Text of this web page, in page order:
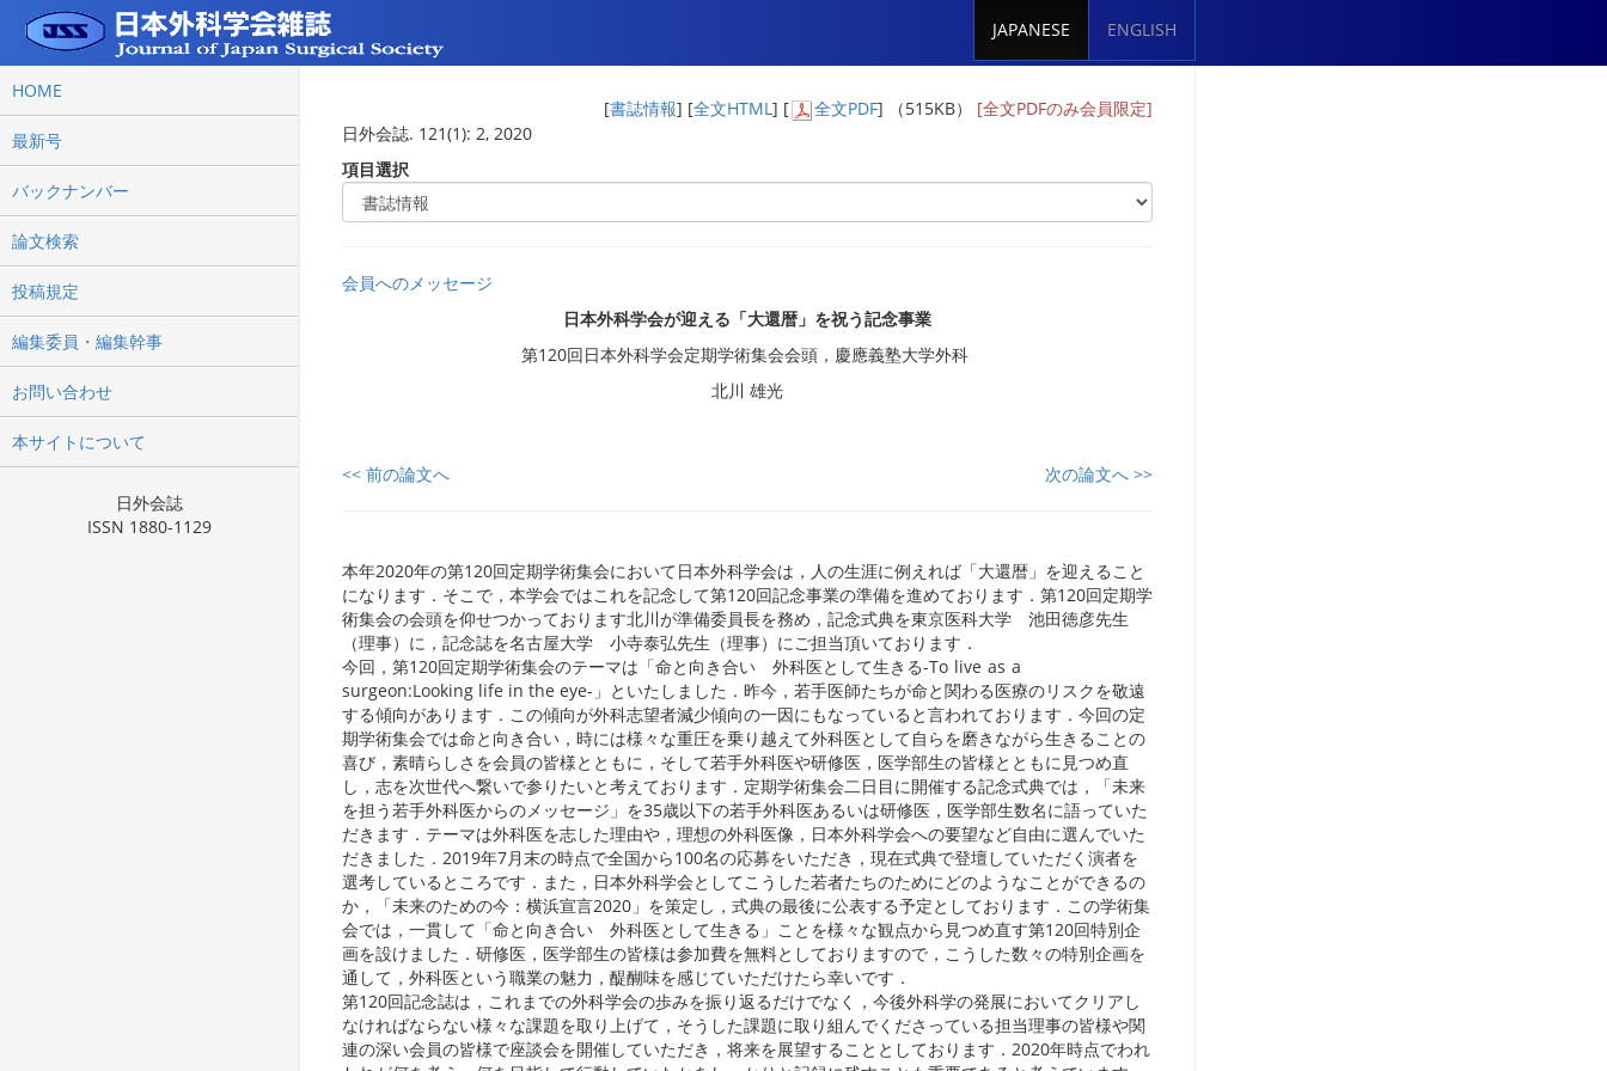
JAPANESE ENGLISH
HOME
最新号
バックナンバー
論文検索
投稿規定
編集委員・編集幹事
お問い合わせ
本サイトについて
日外会誌
ISSN 1880-1129
[書誌情報] [全文HTML] [ 全文PDF] （515KB） [全文PDFのみ会員限定]
日外会誌. 121(1): 2, 2020
項目選択
会員へのメッセージ
日本外科学会が迎える「大還暦」を祝う記念事業
第120回日本外科学会定期学術集会会頭，慶應義塾大学外科
北川 雄光
<< 前の論文へ 次の論文へ >>
本年2020年の第120回定期学術集会において日本外科学会は，人の生涯に例えれば「大還暦」を迎えること
になります．そこで，本学会ではこれを記念して第120回記念事業の準備を進めております．第120回定期学
術集会の会頭を仰せつかっております北川が準備委員長を務め，記念式典を東京医科大学 池田徳彦先生
（理事）に，記念誌を名古屋大学 小寺泰弘先生（理事）にご担当頂いております．
今回，第120回定期学術集会のテーマは「命と向き合い 外科医として生きる-To live as a
surgeon:Looking life in the eye-」といたしました．昨今，若手医師たちが命と関わる医療のリスクを敬遠
する傾向があります．この傾向が外科志望者減少傾向の一因にもなっていると言われております．今回の定
期学術集会では命と向き合い，時には様々な重圧を乗り越えて外科医として自らを磨きながら生きることの
喜び，素晴らしさを会員の皆様とともに，そして若手外科医や研修医，医学部生の皆様とともに見つめ直
し，志を次世代へ繋いで参りたいと考えております．定期学術集会二日目に開催する記念式典では，「未来
を担う若手外科医からのメッセージ」を35歳以下の若手外科医あるいは研修医，医学部生数名に語っていた
だきます．テーマは外科医を志した理由や，理想の外科医像，日本外科学会への要望など自由に選んでいた
だきました．2019年7月末の時点で全国から100名の応募をいただき，現在式典で登壇していただく演者を
選考しているところです．また，日本外科学会としてこうした若者たちのためにどのようなことができるの
か，「未来のための今：横浜宣言2020」を策定し，式典の最後に公表する予定としております．この学術集
会では，一貫して「命と向き合い 外科医として生きる」ことを様々な観点から見つめ直す第120回特別企
画を設けました．研修医，医学部生の皆様は参加費を無料としておりますので，こうした数々の特別企画を
通して，外科医という職業の魅力，醍醐味を感じていただけたら幸いです．
第120回記念誌は，これまでの外科学会の歩みを振り返るだけでなく，今後外科学の発展においてクリアし
なければならない様々な課題を取り上げて，そうした課題に取り組んでくださっている担当理事の皆様や関
連の深い会員の皆様で座談会を開催していただき，将来を展望することとしております．2020年時点でわれ